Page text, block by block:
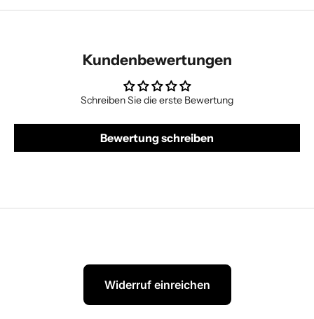
Kundenbewertungen
Schreiben Sie die erste Bewertung
Bewertung schreiben
Widerruf einreichen